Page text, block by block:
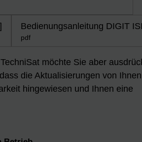
Bedienungsanleitung DIGIT
pdf
möchte Sie aber
die Aktualisierungen von
hingewiesen und Ihnen eine